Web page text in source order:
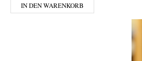
IN DEN WARENKORB